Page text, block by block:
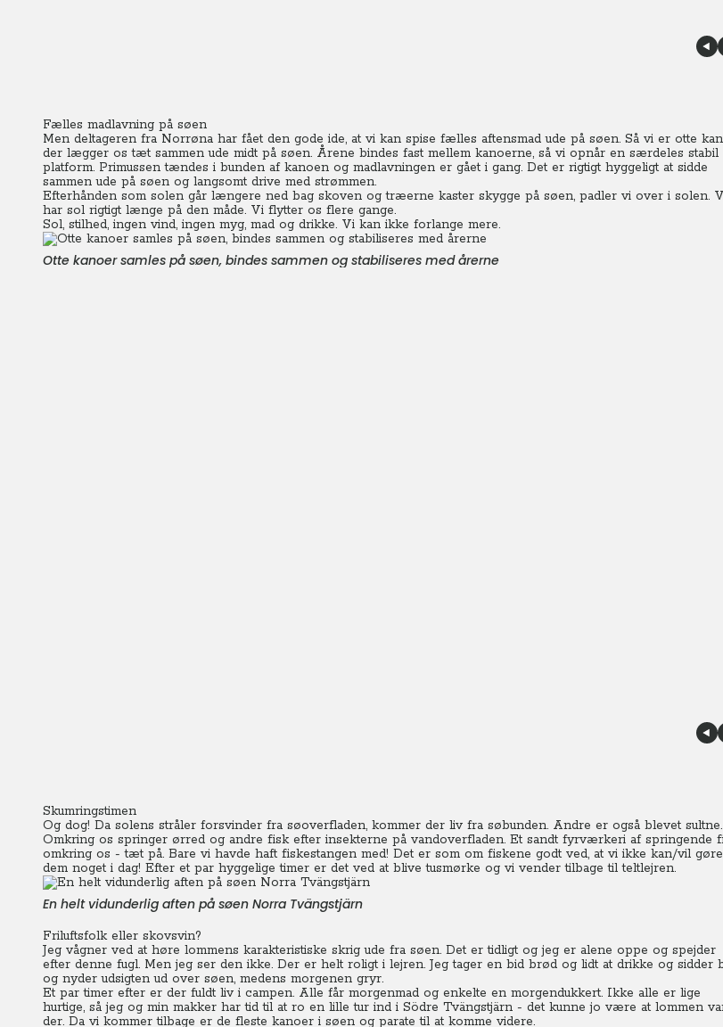
Fælles madlavning på søen
Men deltageren fra Norrøna har fået den gode ide, at vi kan spise fælles aftensmad ude på søen. Så vi er otte
der lægger os tæt sammen ude midt på søen. Årene bindes fast mellem kanoerne, så vi opnår en særdeles stabil
platform. Primussen tændes i bunden af kanoen og madlavningen er gået i gang. Det er rigtigt hyggeligt at sidde
sammen ude på søen og langsomt drive med strømmen.
Efterhånden som solen går længere ned bag skoven og træerne kaster skygge på søen, padler vi over i solen.
har sol rigtigt længe på den måde. Vi flytter os flere gange.
Sol, stilhed, ingen vind, ingen myg, mad og drikke. Vi kan ikke forlange mere.
Otte kanoer samles på søen, bindes sammen og stabiliseres med årerne
Skumringstimen
Og dog! Da solens stråler forsvinder fra søoverfladen, kommer der liv fra søbunden. Andre er også blevet sultne.
Omkring os springer ørred og andre fisk efter insekterne på vandoverfladen. Et sandt fyrværkeri af springende
omkring os - tæt på. Bare vi havde haft fiskestangen med! Det er som om fiskene godt ved, at vi ikke kan/vil gøre
dem noget i dag! Efter et par hyggelige timer er det ved at blive tusmørke og vi vender tilbage til teltlejren.
En helt vidunderlig aften på søen Norra Tvängstjärn
Friluftsfolk eller skovsvin?
Jeg vågner ved at høre lommens karakteristiske skrig ude fra søen. Det er tidligt og jeg er alene oppe og spejder
efter denne fugl. Men jeg ser den ikke. Der er helt roligt i lejren. Jeg tager en bid brød og lidt at drikke og sidder
og nyder udsigten ud over søen, medens morgenen gryr.
Et par timer efter er der fuldt liv i campen. Alle får morgenmad og enkelte en morgendukkert. Ikke alle er lige
hurtige, så jeg og min makker har tid til at ro en lille tur ind i Södre Tvängstjärn - det kunne jo være at lommen
der. Da vi kommer tilbage er de fleste kanoer i søen og parate til at komme videre.